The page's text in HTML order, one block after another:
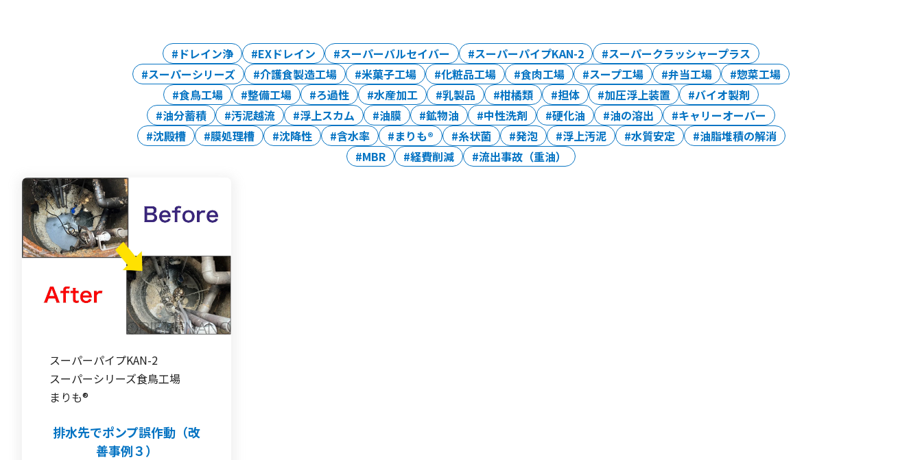
ドレイン浄 EXドレイン スーパーバルセイバー スーパーパイプKAN-2
スーパークラッシャープラス
スーパーシリーズ
介護食製造工場 米菓子工場 化粧品工場 食肉工場 スープ工場 弁当工場
惣菜工場
食鳥工場
整備工場 ろ過性 水産加工 乳製品 柑橘類 担体 加圧浮上装置
バイオ製剤
油分蓄積
汚泥越流 浮上スカム 油膜 鉱物油 中性洗剤 硬化油 油の溶出
キャリーオーバー
沈殿槽
膜処理槽 沈降性 含水率 まりも® 糸状菌 発泡 浮上汚泥 水質安定
油脂堆積の解消
MBR
経費削減 流出事故（重油）
スーパーパイプKAN-2
スーパーシリーズ食鳥工場
まりも®
排水先でポンプ誤作動（改
善事例３）